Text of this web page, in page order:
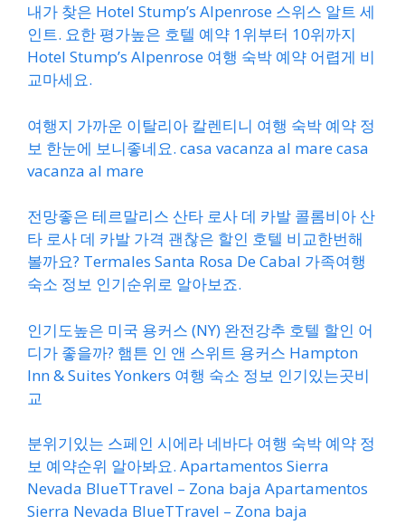
내가 찾은 Hotel Stump’s Alpenrose 스위스 알트 세
인트. 요한 평가높은 호텔 예약 1위부터 10위까지
Hotel Stump’s Alpenrose 여행 숙박 예약 어렵게 비
교마세요.
여행지 가까운 이탈리아 칼렌티니 여행 숙박 예약 정
보 한눈에 보니좋네요. casa vacanza al mare casa
vacanza al mare
전망좋은 테르말리스 산타 로사 데 카발 콜롬비아 산
타 로사 데 카발 가격 괜찮은 할인 호텔 비교한번해
볼까요? Termales Santa Rosa De Cabal 가족여행
숙소 정보 인기순위로 알아보죠.
인기도높은 미국 용커스 (NY) 완전강추 호텔 할인 어
디가 좋을까? 햄튼 인 앤 스위트 용커스 Hampton
Inn & Suites Yonkers 여행 숙소 정보 인기있는곳비
교
분위기있는 스페인 시에라 네바다 여행 숙박 예약 정
보 예약순위 알아봐요. Apartamentos Sierra
Nevada BlueTTravel – Zona baja Apartamentos
Sierra Nevada BlueTTravel – Zona baja